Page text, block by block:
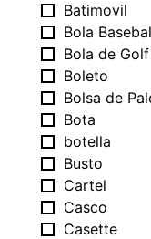
Batimovil
Bola
Bola de Golf
Boleto
Bolsa de
Bota
botella
Busto
Cartel
Casco
Casette